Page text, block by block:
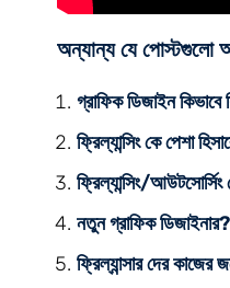
অন্যান্য যে পোস্টগুলো
গ্রাফিক ডিজাইন
ফ্রিল্যান্সিং কে পেশা
ফ্রিল্যান্সিং/
নতুন গ্রাফিক
ফ্রিল্যান্সার দের